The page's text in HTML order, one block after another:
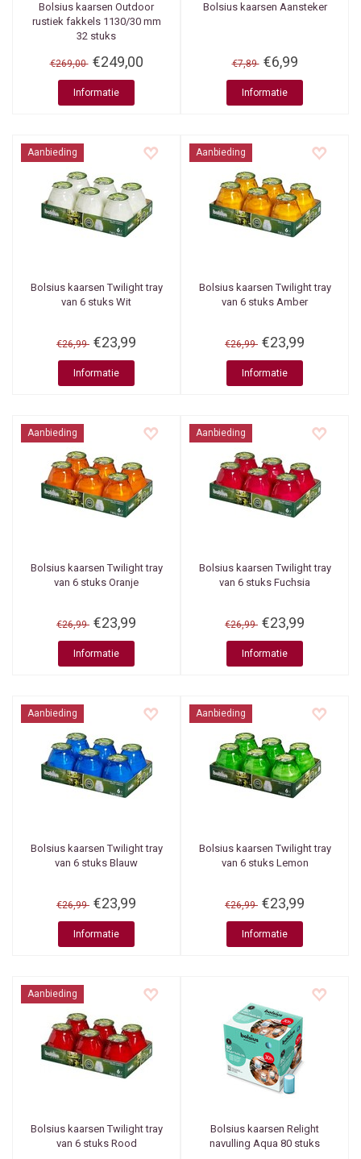
Bolsius kaarsen Outdoor
rustiek fakkels 1130/30 mm
32 stuks
€269,00 €249,00
Informatie
Bolsius kaarsen Aansteker
€7,89 €6,99
Informatie
Aanbieding
Bolsius kaarsen Twilight tray
van 6 stuks Wit
€26,99 €23,99
Informatie
Aanbieding
Bolsius kaarsen Twilight tray
van 6 stuks Amber
€26,99 €23,99
Informatie
Aanbieding
Bolsius kaarsen Twilight tray
van 6 stuks Oranje
€26,99 €23,99
Informatie
Aanbieding
Bolsius kaarsen Twilight tray
van 6 stuks Fuchsia
€26,99 €23,99
Informatie
Aanbieding
Bolsius kaarsen Twilight tray
van 6 stuks Blauw
€26,99 €23,99
Informatie
Aanbieding
Bolsius kaarsen Twilight tray
van 6 stuks Lemon
€26,99 €23,99
Informatie
Aanbieding
Bolsius kaarsen Twilight tray
van 6 stuks Rood
Bolsius kaarsen Relight
navulling Aqua 80 stuks